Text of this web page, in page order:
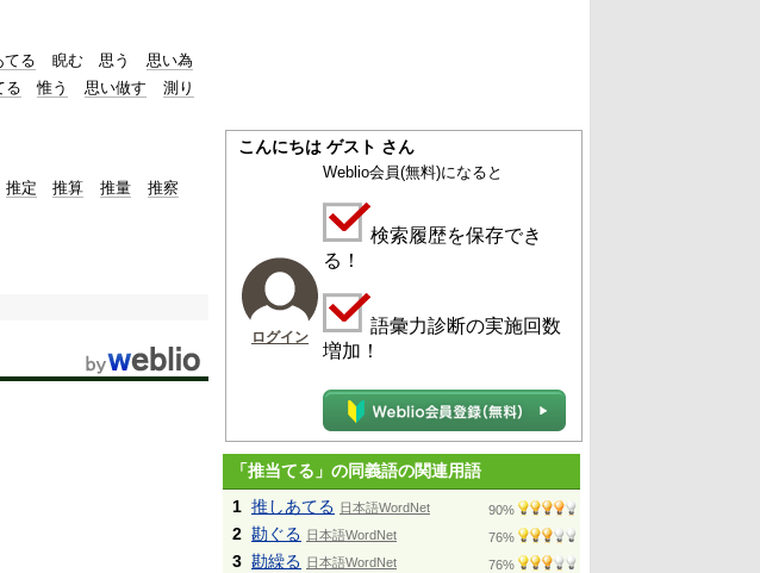
てる 睨む 思う
思い為
る 惟う 思い做す
測り
推定 推算 推量
推察
こんにちは ゲスト さん
ログイン
Weblio会員(無料)になると
検索履歴を保存でき
る！
語彙力診断の実施回数
増加！
「推当てる」の同義語の関連用語
1 推しあてる 日本語WordNet 90%
2 勘ぐる 日本語WordNet 76%
3 勘繰る 日本語WordNet 76%